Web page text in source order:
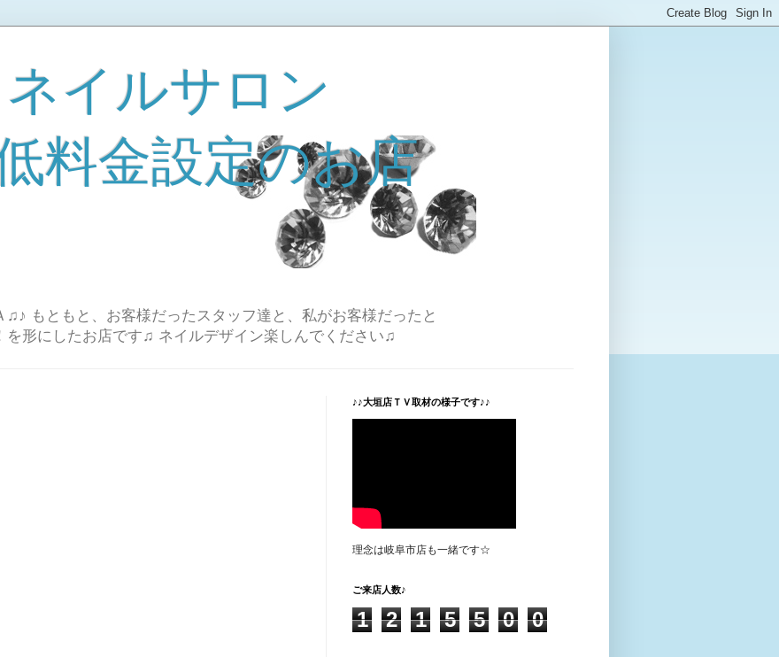
イルサロン
料金設定のお店
もともと、お客様だったスタッフ達と、私がお客様だったと
を形にしたお店です♫ ネイルデザイン楽しんでください♫
♪♪大垣店ＴＶ取材の様子です♪♪
理念は岐阜市店も一緒です☆
ご来店人数♪
1 2 1 5 5 0 0